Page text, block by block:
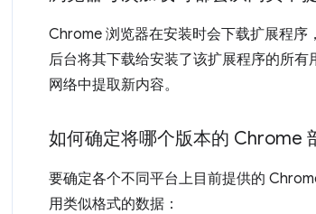
Chrome 浏览器在安装时会下载扩展程序
后台将其下载给安装了该扩展程序的所
网络中提取新内容。
如何确定将哪个版本的 Chrome
要确定各个不同平台上目前提供的
用类似格式的数据：